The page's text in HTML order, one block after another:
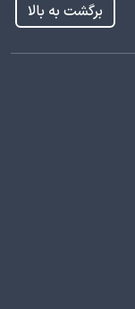
برگشت به بالا